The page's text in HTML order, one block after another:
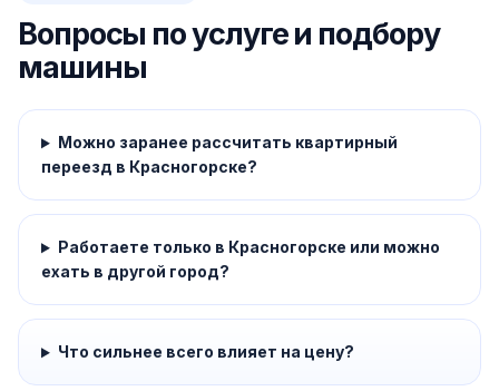
Вопросы по услуге и подбору
машины
Можно заранее рассчитать квартирный
переезд в Красногорске?
Работаете только в Красногорске или можно
ехать в другой город?
Что сильнее всего влияет на цену?